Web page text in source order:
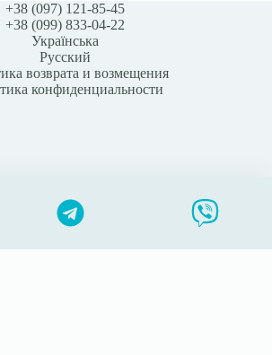
+38 (097) 121-85-45
+38 (099) 833-04-22
Українська
Русский
возврата и возмещения
конфиденциальности
17467 Калоприемник детский Алтерна, (Колопласт, Дания) В корзину